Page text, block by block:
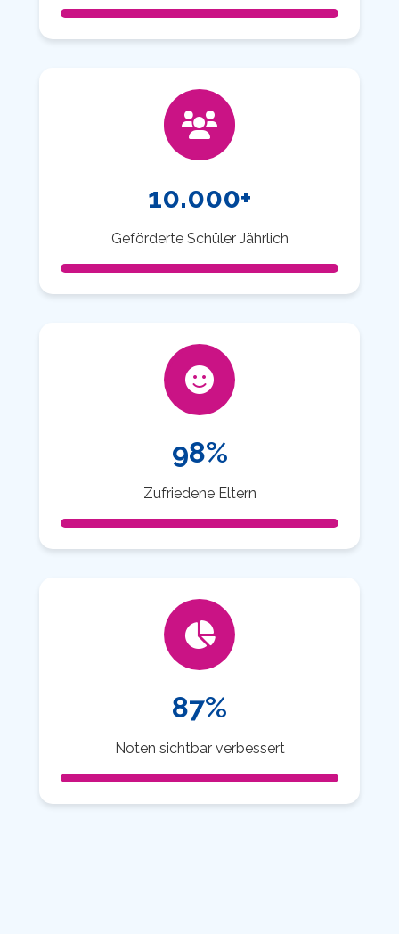
10.000+
Geförderte Schüler Jährlich
98%
Zufriedene Eltern
87%
Noten sichtbar verbessert